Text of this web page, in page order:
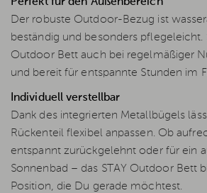
Perfekt für den Außenbereich
Der robuste Outdoor-Bezug ist
beständig und besonders pflegeleicht.
Outdoor Bett auch bei regelmäßiger
und bereit für entspannte Stunden im
Individuell verstellbar
Dank des integrierten Metallbügels
Rückenteil flexibel anpassen. Ob
entspannt zurückgelehnt oder für ein
Sonnenbad – das STAY Outdoor Bett
Position, die Du gerade möchtest.